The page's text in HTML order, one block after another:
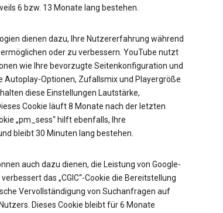
6 bzw. 13 Monate lang bestehen.
dienen dazu, Ihre Nutzererfahrung während
oder zu verbessern. YouTube nutzt
wie Ihre bevorzugte Seitenkonfiguration und
Autoplay-Optionen, Zufallsmix und Playergröße
diese Einstellungen Lautstärke,
Cookie läuft 8 Monate nach der letzten
„pm_sess“ hilft ebenfalls, Ihre
bleibt 30 Minuten lang bestehen.
auch dazu dienen, die Leistung von Google-
das „CGIC“-Cookie die Bereitstellung
Vervollständigung von Suchanfragen auf
Dieses Cookie bleibt für 6 Monate